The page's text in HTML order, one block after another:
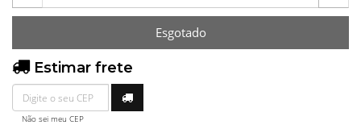
Esgotado
Estimar frete
Não sei meu CEP